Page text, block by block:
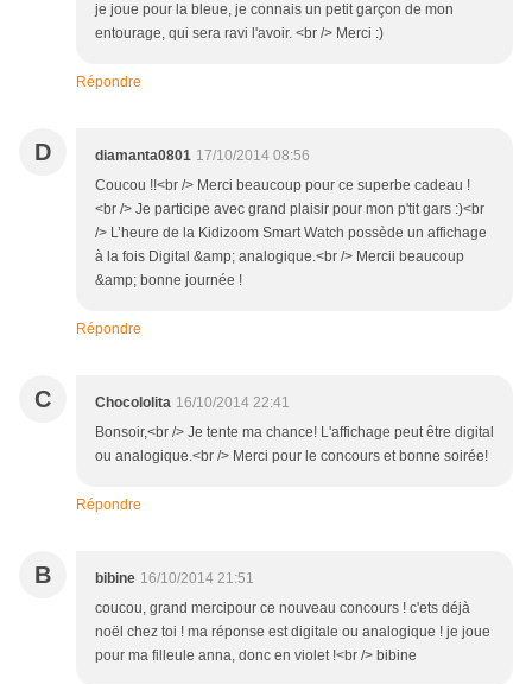
je joue pour la bleue, je connais un petit garçon de mon
entourage, qui sera ravi l'avoir. <br /> Merci :)
Répondre
D diamanta0801 17/10/2014 08:56
Coucou !!<br /> Merci beaucoup pour ce superbe cadeau !
<br /> Je participe avec grand plaisir pour mon p'tit gars :)<br
/> L’heure de la Kidizoom Smart Watch possède un affichage
à la fois Digital &amp; analogique.<br /> Mercii beaucoup
&amp; bonne journée !
Répondre
C Chocololita 16/10/2014 22:41
Bonsoir,<br /> Je tente ma chance! L'affichage peut être digital
ou analogique.<br /> Merci pour le concours et bonne soirée!
Répondre
B bibine 16/10/2014 21:51
coucou, grand mercipour ce nouveau concours ! c'ets déjà
noël chez toi ! ma réponse est digitale ou analogique ! je joue
pour ma filleule anna, donc en violet !<br /> bibine